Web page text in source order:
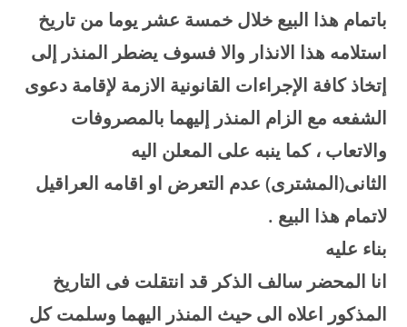
باتمام هذا البيع خلال خمسة عشر يوما من تاريخ
استلامه هذا الانذار والا فسوف يضطر المنذر إلى
إتخاذ كافة الإجراءات القانونية الازمة لإقامة دعوى
الشفعه مع الزام المنذر إليهما بالمصروفات
والاتعاب ، كما ينبه على المعلن اليه
الثانى(المشترى) عدم التعرض او اقامه العراقيل
لاتمام هذا البيع .
بناء عليه
انا المحضر سالف الذكر قد انتقلت فى التاريخ
المذكور اعلاه الى حيث المنذر اليهما وسلمت كل